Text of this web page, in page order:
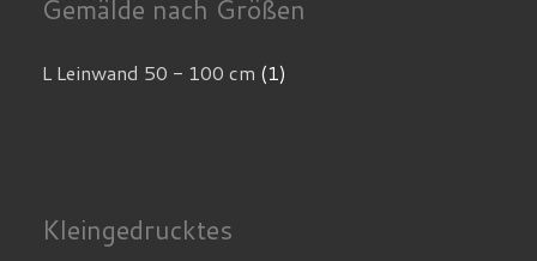
Gemälde nach Größen
L Leinwand 50 - 100 cm (1)
Kleingedrucktes